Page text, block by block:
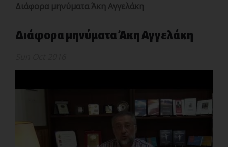
Διάφορα μηνύματα Άκη Αγγελάκη
Διάφορα μηνύματα Άκη Αγγελάκη